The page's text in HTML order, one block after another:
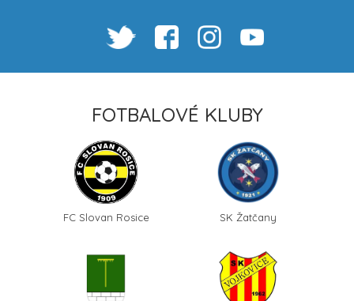
FOTBALOVÉ KLUBY
FC Slovan Rosice SK Žatčany